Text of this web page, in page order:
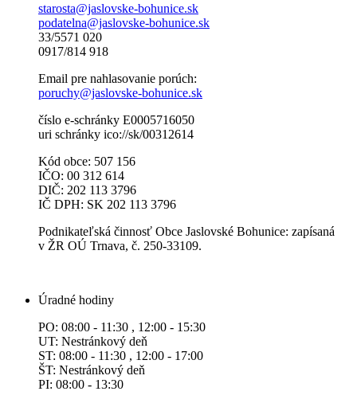
starosta@jaslovske-bohunice.sk
podatelna@jaslovske-bohunice.sk
33/5571 020
0917/814 918
Email pre nahlasovanie porúch:
poruchy@jaslovske-bohunice.sk
číslo e-schránky E0005716050
uri schránky ico://sk/00312614
Kód obce: 507 156
IČO: 00 312 614
DIČ: 202 113 3796
IČ DPH: SK 202 113 3796
Podnikateľská činnosť Obce Jaslovské Bohunice: zapísaná
v ŽR OÚ Trnava, č. 250-33109.
Úradné hodiny
PO: 08:00 - 11:30 , 12:00 - 15:30
UT: Nestránkový deň
ST: 08:00 - 11:30 , 12:00 - 17:00
ŠT: Nestránkový deň
PI: 08:00 - 13:30